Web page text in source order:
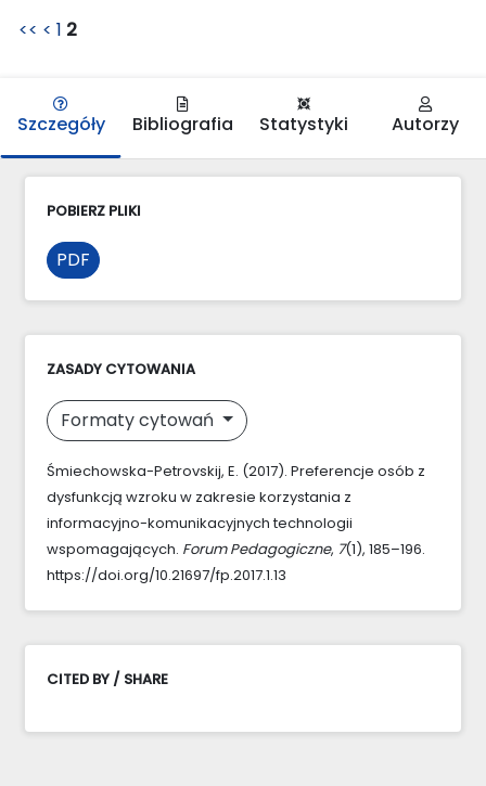
<< < 1 2
Szczegóły Bibliografia Statystyki Autorzy
POBIERZ PLIKI
PDF
ZASADY CYTOWANIA
Formaty cytowań
Śmiechowska-Petrovskij, E. (2017). Preferencje osób z
dysfunkcją wzroku w zakresie korzystania z
informacyjno-komunikacyjnych technologii
wspomagających. Forum Pedagogiczne, 7(1), 185–196.
https://doi.org/10.21697/fp.2017.1.13
CITED BY / SHARE